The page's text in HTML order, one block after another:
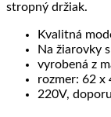
stropný držiak.
Kvalitná
Na žiarovky
vyrobená z
rozmer: 62 x
220V,